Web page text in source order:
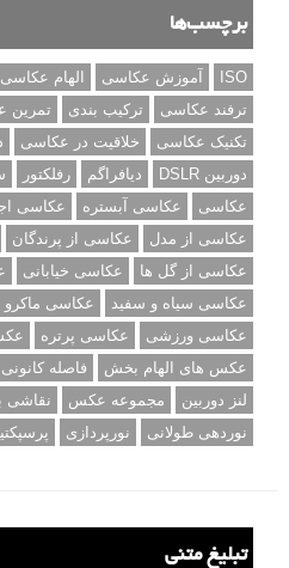
برچسب‌ها
ISO آموزش عکاسی الهام عکاسی
ترفند عکاسی
ترکیب بندی تمرین
تکنیک عکاسی
خلاقیت در عکاسی
دوربین DSLR
دیافراگم رفلکتور
عکاسی
عکاسی آبستره
عکاسی
عکاسی از مدل
عکاسی از پرندگان
عکاسی از گل ها
عکاسی خیابانی
عکاسی سیاه و سفید
عکاسی ماکرو
عکاسی ورزشی
عکاسی پرتره
عکس های الهام بخش
فاصله کانونی
لنز دوربین
مجموعه عکس نقاشی
نوردهی طولانی
نورپردازی
تبلیغ متنی